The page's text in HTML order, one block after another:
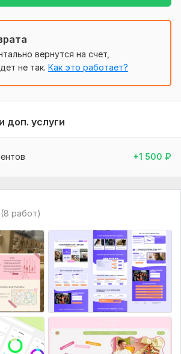
стиль
домену
жесткие дедлайны.
с CRM".
Tilda
вернутся на счет,
не так. Как это работает?
доп. услуги
+1 500 ₽
(8 работ)